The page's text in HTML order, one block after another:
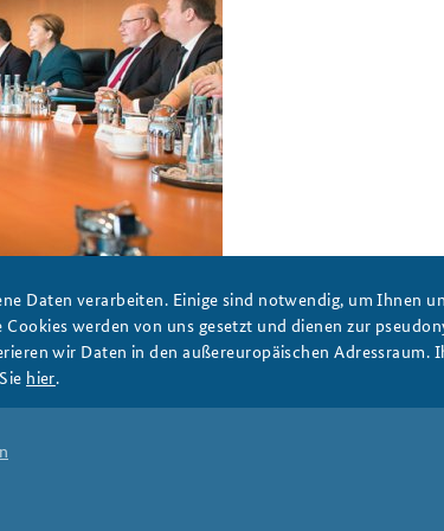
Daten verarbeiten. Einige sind notwendig, um Ihnen
werden von uns gesetzt und dienen zur
wir Daten in den außereuropäischen Adressraum.
hier.